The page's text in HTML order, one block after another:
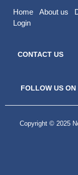
Home About us
Login
CONTACT US
FOLLOW US ON
Copyright © 2025